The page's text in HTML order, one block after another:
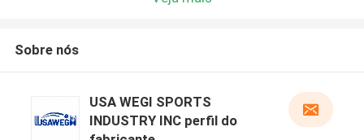
Sobre nós
USA WEGI SPORTS
INDUSTRY INC perfil do